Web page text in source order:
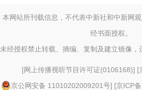
本网站所刊载信息，不代表中新社和中新网
经书面授权。
未经授权禁止转载、摘编、复制及建立镜像，
[网上传播视听节目许可证(0106168)] [
京公网安备 11010202009201号] [京ICP